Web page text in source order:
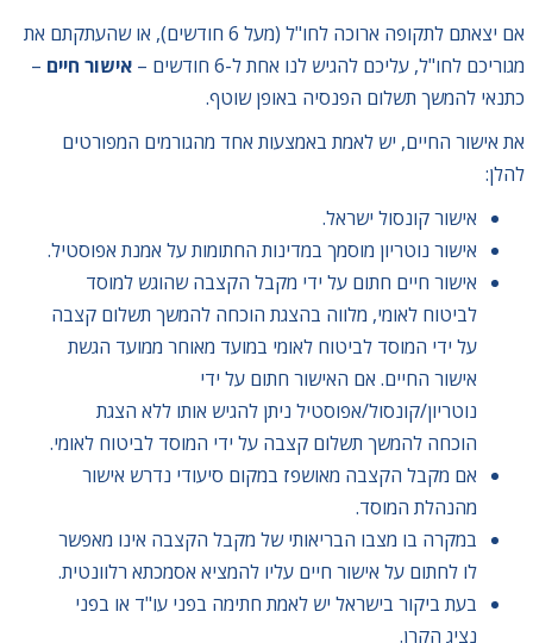
אם יצאתם לתקופה ארוכה לחו"ל (מעל 6 חודשים), או שהעתקתם את
מגוריכם לחו"ל, עליכם להגיש לנו אחת ל-6 חודשים –
אישור חיים –
כתנאי להמשך תשלום הפנסיה באופן שוטף.
את אישור החיים, יש לאמת באמצעות אחד מהגורמים המפורטים
להלן:
אישור קונסול ישראל.
אישור נוטריון מוסמך במדינות החתומות על אמנת אפוסטיל.
אישור חיים חתום על ידי מקבל הקצבה שהוגש למוסד
לביטוח לאומי, מלווה בהצגת הוכחה להמשך תשלום קצבה
על ידי המוסד לביטוח לאומי במועד מאוחר ממועד הגשת
אישור החיים. אם האישור חתום על ידי
נוטריון/קונסול/אפוסטיל ניתן להגיש אותו ללא הצגת
הוכחה להמשך תשלום קצבה על ידי המוסד לביטוח לאומי.
אם מקבל הקצבה מאושפז במקום סיעודי נדרש אישור
מהנהלת המוסד.
במקרה בו מצבו הבריאותי של מקבל הקצבה אינו מאפשר
לו לחתום על אישור חיים עליו להמציא אסמכתא רלוונטית.
בעת ביקור בישראל יש לאמת חתימה בפני עו"ד או בפני
נציג הקרן.